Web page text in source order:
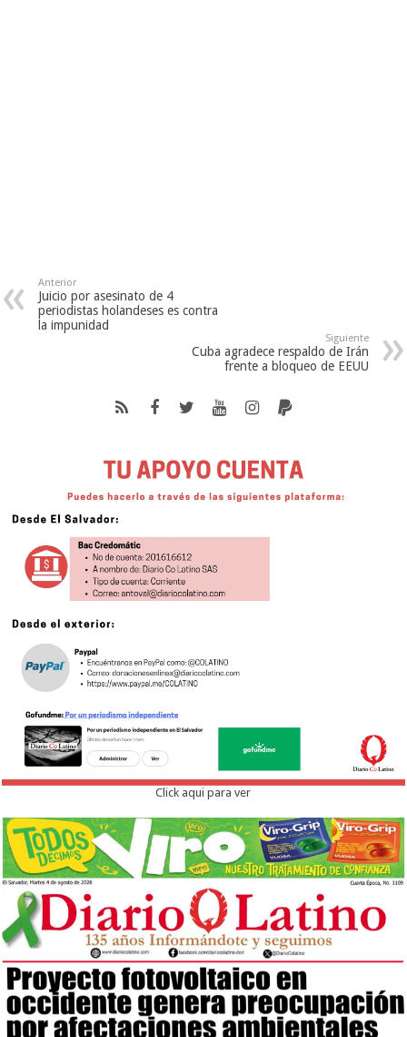
Anterior
Juicio por asesinato de 4
periodistas holandeses es contra
la impunidad
Siguiente
Cuba agradece respaldo de Irán
frente a bloqueo de EEUU
Click aqui para ver